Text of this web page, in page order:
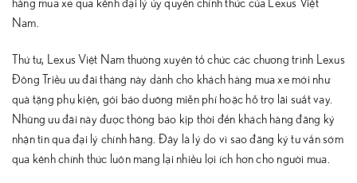
hàng mua xe qua kênh đại lý ủy quyền chính thức của Lexus Việt
Nam.
Thứ tư, Lexus Việt Nam thường xuyên tổ chức các chương trình Lexus
Đông Triều ưu đãi tháng này dành cho khách hàng mua xe mới như
quà tặng phụ kiện, gói bảo dưỡng miễn phí hoặc hỗ trợ lãi suất vay.
Những ưu đãi này được thông báo kịp thời đến khách hàng đăng ký
nhận tin qua đại lý chính hãng. Đây là lý do vì sao đăng ký tư vấn sớm
qua kênh chính thức luôn mang lại nhiều lợi ích hơn cho người mua.